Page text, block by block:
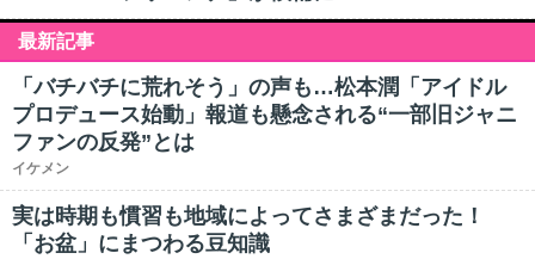
最新記事
「バチバチに荒れそう」の声も…松本潤「アイドル
プロデュース始動」報道も懸念される“一部旧ジャニ
ファンの反発”とは
イケメン
実は時期も慣習も地域によってさまざまだった！
「お盆」にまつわる豆知識